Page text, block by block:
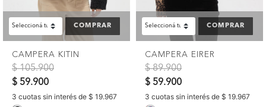
COMPRAR
CAMPERA KITIN
Precio reducido de
$ 105.900a
$ 59.900
3 cuotas sin interés de $ 19.967
COMPRAR
CAMPERA EIRER
Precio reducido de
$ 89.900a
$ 59.900
3 cuotas sin interés de $ 19.967